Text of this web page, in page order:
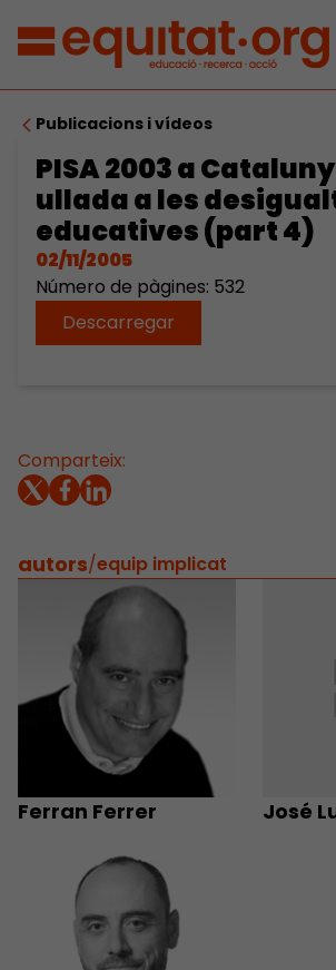
Publicacions i vídeos
PISA 2003 a
ullada a les
educatives (part 4)
02/11/2005
Número de pàgines: 532
Descarregar
Comparteix:
autors/equip implicat
Ferran Ferrer José